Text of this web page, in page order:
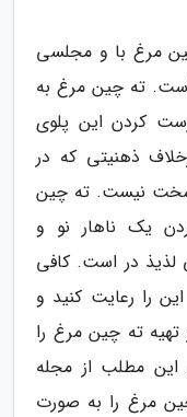
مرغ با و مجلسی
است. ته چین مرغ به
کردن این پلوی
ذهنیتی که در
سخت نیست. ته چین
یک ناهار نو و
لذیذ در است. کافی
را رعایت کنید و
تهیه ته چین مرغ را
این مطلب از مجله
مرغ را به صورت